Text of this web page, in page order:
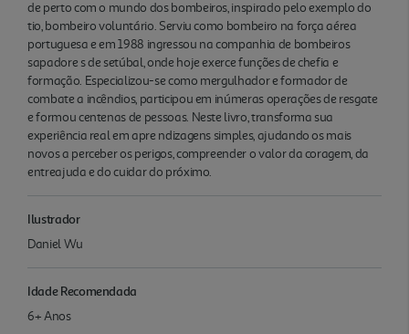
de perto com o mundo dos bombeiros, inspirado pelo exemplo do
tio, bombeiro voluntário. Serviu como bombeiro na força aérea
portuguesa e em 1988 ingressou na companhia de bombeiros
sapadore s de setúbal, onde hoje exerce funções de chefia e
formação. Especializou-se como mergulhador e formador de
combate a incêndios, participou em inúmeras operações de resgate
e formou centenas de pessoas. Neste livro, transforma sua
experiência real em apre ndizagens simples, ajudando os mais
novos a perceber os perigos, compreender o valor da coragem, da
entreajuda e do cuidar do próximo.
Ilustrador
Daniel Wu
Idade Recomendada
6+ Anos